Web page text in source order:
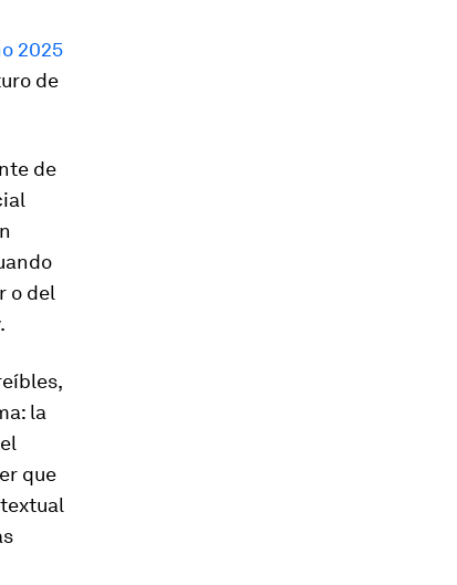
2025
de
de
o del
la
que